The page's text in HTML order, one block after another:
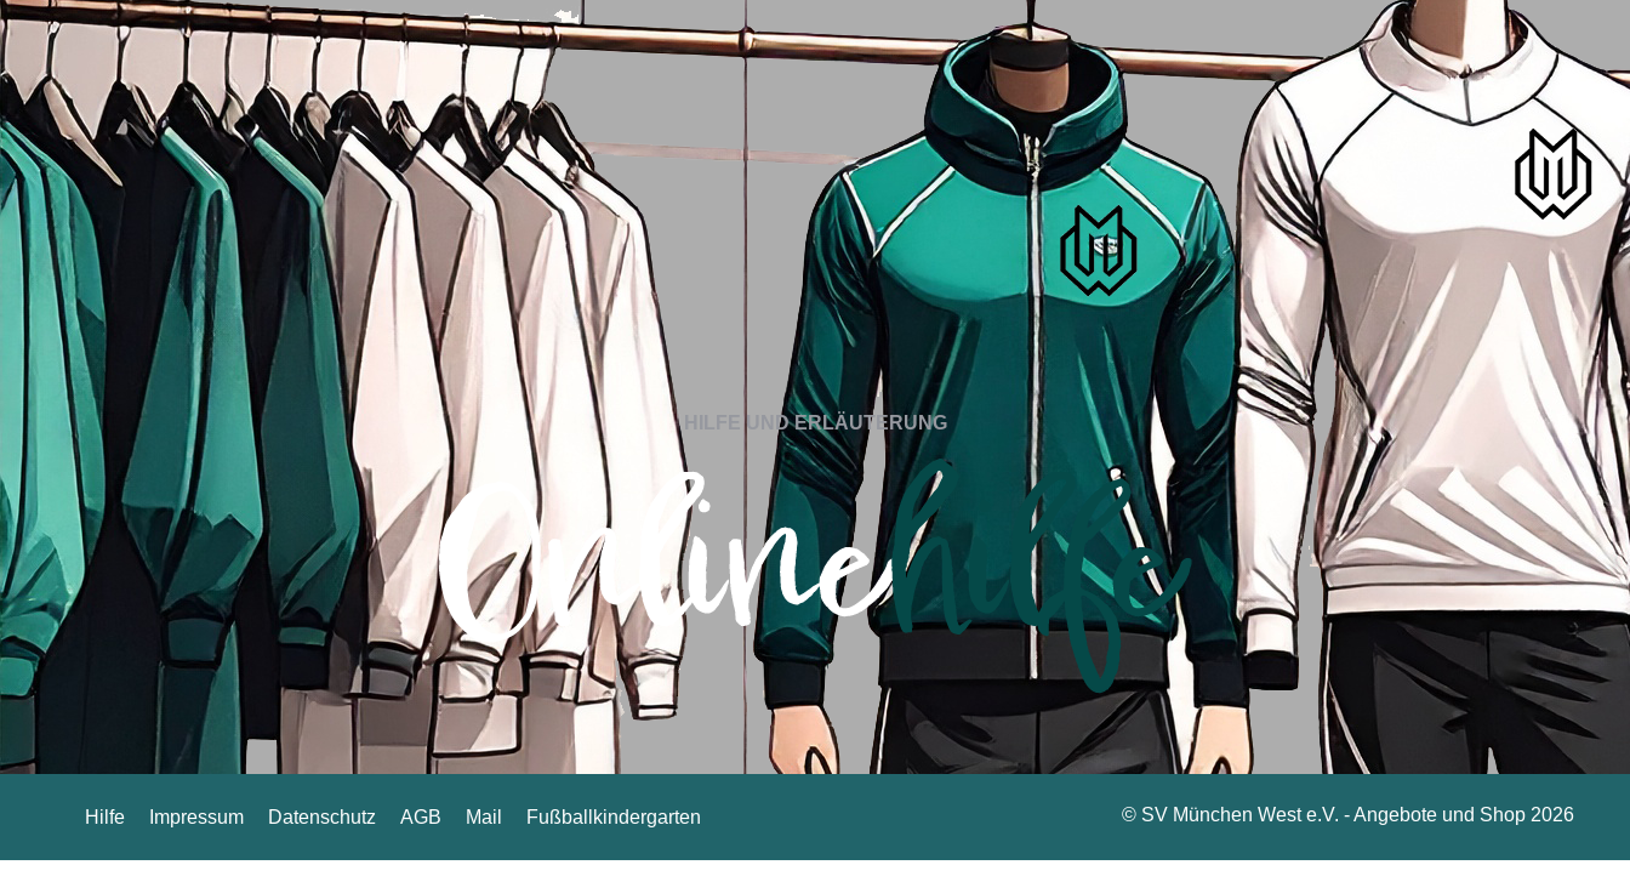
HILFE UND ERLÄUTERUNG
Hilfe Impressum Datenschutz AGB Mail Fußballkindergarten © SV München West e.V. - Angebote und Shop 2026